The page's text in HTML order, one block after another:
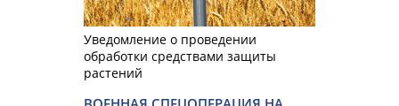
Уведомление о проведении
обработки средствами защиты
растений